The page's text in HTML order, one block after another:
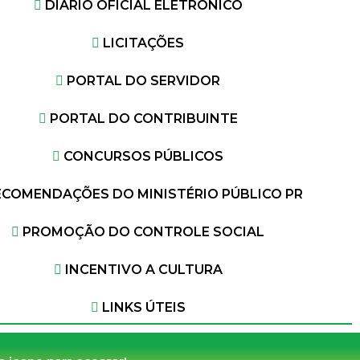
DIÁRIO OFICIAL ELETRÔNICO
LICITAÇÕES
PORTAL DO SERVIDOR
PORTAL DO CONTRIBUINTE
CONCURSOS PÚBLICOS
DO MINISTÉRIO PÚBLICO PR
PROMOÇÃO DO CONTROLE SOCIAL
INCENTIVO A CULTURA
LINKS ÚTEIS